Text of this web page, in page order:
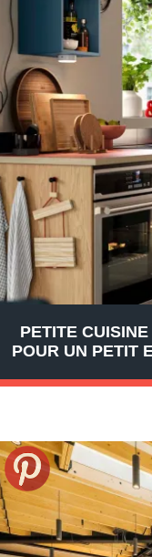
PETITE
POUR UN PETIT